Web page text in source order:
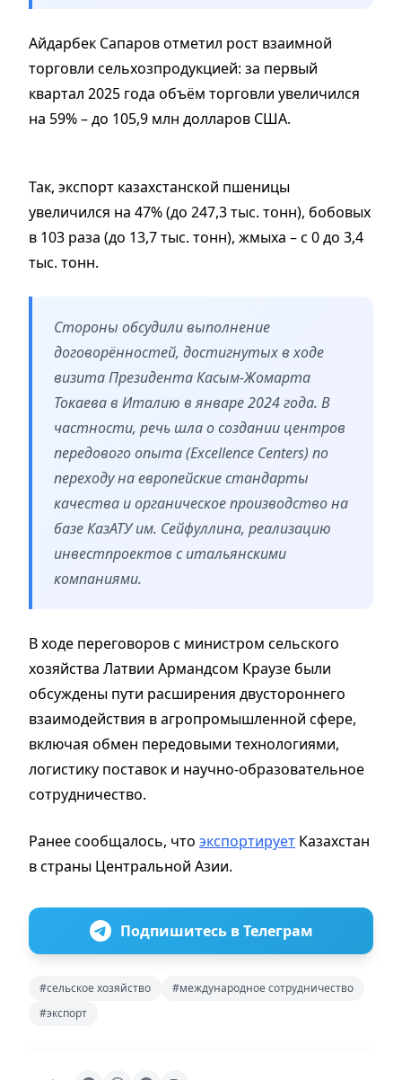
Айдарбек Сапаров отметил рост взаимной
торговли сельхозпродукцией: за первый
квартал 2025 года объём торговли увеличился
на 59% – до 105,9 млн долларов США.
Так, экспорт казахстанской пшеницы
увеличился на 47% (до 247,3 тыс. тонн), бобовых
в 103 раза (до 13,7 тыс. тонн), жмыха – с 0 до 3,4
тыс. тонн.
Стороны обсудили выполнение
договорённостей, достигнутых в ходе
визита Президента Касым-Жомарта
Токаева в Италию в январе 2024 года. В
частности, речь шла о создании центров
передового опыта (Excellence Centers) по
переходу на европейские стандарты
качества и органическое производство на
базе КазАТУ им. Сейфуллина, реализацию
инвестпроектов с итальянскими
компаниями.
В ходе переговоров с министром сельского
хозяйства Латвии Армандсом Краузе были
обсуждены пути расширения двустороннего
взаимодействия в агропромышленной сфере,
включая обмен передовыми технологиями,
логистику поставок и научно-образовательное
сотрудничество.
Ранее сообщалось, что экспортирует Казахстан
в страны Центральной Азии.
Подпишитесь в Телеграм
#сельское хозяйство
#международное сотрудничество
#экспорт